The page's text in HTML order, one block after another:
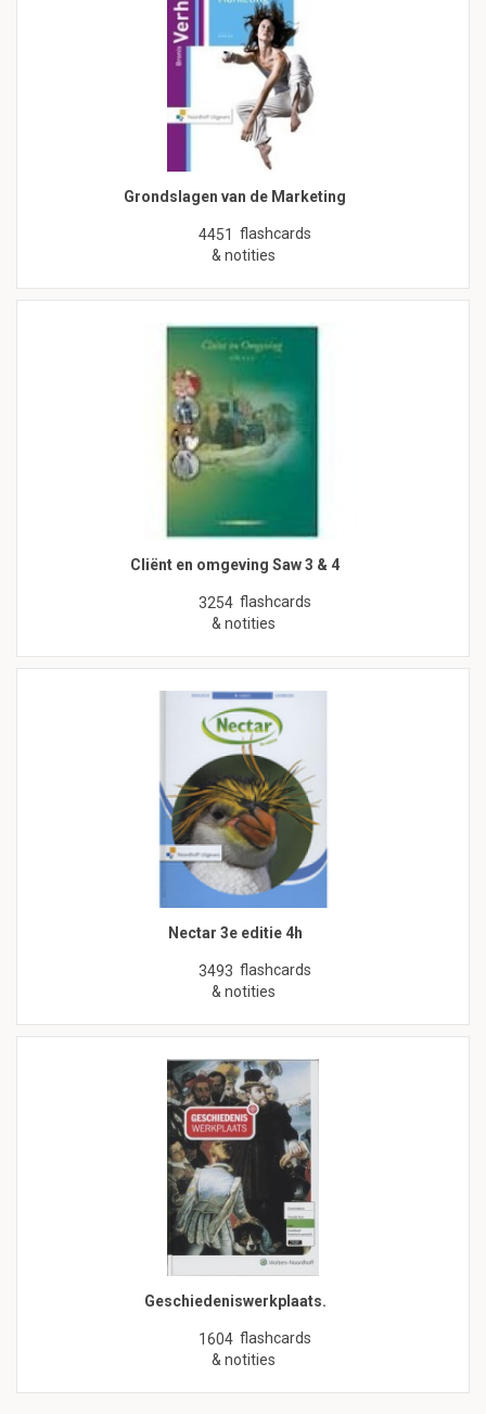
Grondslagen van de Marketing
4451 flashcards
& notities
Cliënt en omgeving Saw 3 & 4
3254 flashcards
& notities
Nectar 3e editie 4h
3493 flashcards
& notities
Geschiedeniswerkplaats.
1604 flashcards
& notities